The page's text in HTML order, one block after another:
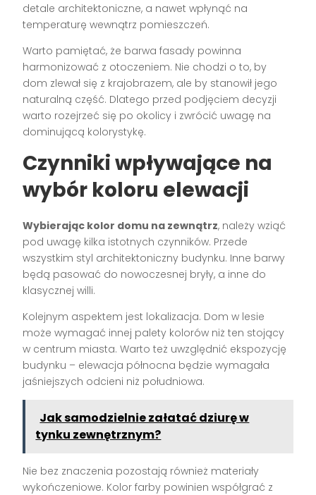
detale architektoniczne, a nawet wpłynąć na
temperaturę wewnątrz pomieszczeń.
Warto pamiętać, że barwa fasady powinna
harmonizować z otoczeniem. Nie chodzi o to, by
dom zlewał się z krajobrazem, ale by stanowił jego
naturalną część. Dlatego przed podjęciem decyzji
warto rozejrzeć się po okolicy i zwrócić uwagę na
dominującą kolorystykę.
Czynniki wpływające na
wybór koloru elewacji
Wybierając kolor domu na zewnątrz, należy wziąć
pod uwagę kilka istotnych czynników. Przede
wszystkim styl architektoniczny budynku. Inne barwy
będą pasować do nowoczesnej bryły, a inne do
klasycznej willi.
Kolejnym aspektem jest lokalizacja. Dom w lesie
może wymagać innej palety kolorów niż ten stojący
w centrum miasta. Warto też uwzględnić ekspozycję
budynku – elewacja północna będzie wymagała
jaśniejszych odcieni niż południowa.
Jak samodzielnie załatać dziurę w
tynku zewnętrznym?
Nie bez znaczenia pozostają również materiały
wykończeniowe. Kolor farby powinien współgrać z